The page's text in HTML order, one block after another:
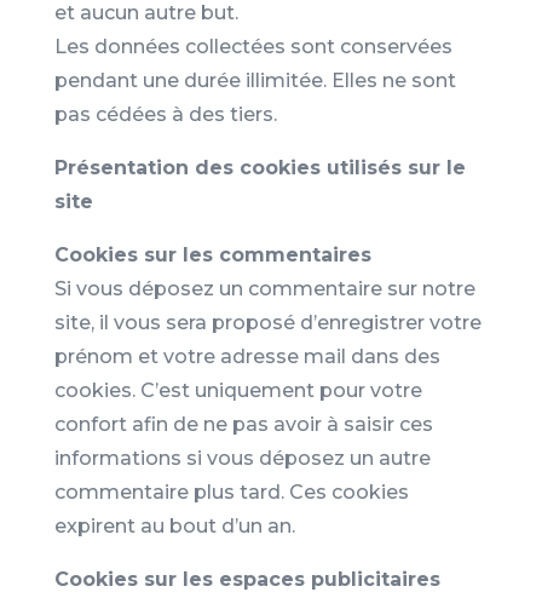
et aucun autre but.
Les données collectées sont conservées
pendant une durée illimitée. Elles ne sont
pas cédées à des tiers.
Présentation des cookies utilisés sur le
site
Cookies sur les commentaires
Si vous déposez un commentaire sur notre
site, il vous sera proposé d’enregistrer votre
prénom et votre adresse mail dans des
cookies. C’est uniquement pour votre
confort afin de ne pas avoir à saisir ces
informations si vous déposez un autre
commentaire plus tard. Ces cookies
expirent au bout d’un an.
Cookies sur les espaces publicitaires